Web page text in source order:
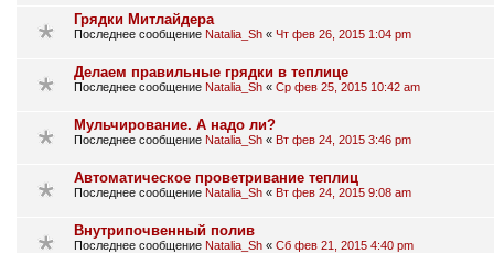
Грядки Митлайдера
Последнее сообщение Natalia_Sh « Чт фев 26, 2015 1:04 pm
Делаем правильные грядки в теплице
Последнее сообщение Natalia_Sh « Ср фев 25, 2015 10:42 am
Мульчирование. А надо ли?
Последнее сообщение Natalia_Sh « Вт фев 24, 2015 3:46 pm
Автоматическое проветривание теплиц
Последнее сообщение Natalia_Sh « Вт фев 24, 2015 9:08 am
Внутрипочвенный полив
Последнее сообщение Natalia_Sh « Сб фев 21, 2015 4:40 pm